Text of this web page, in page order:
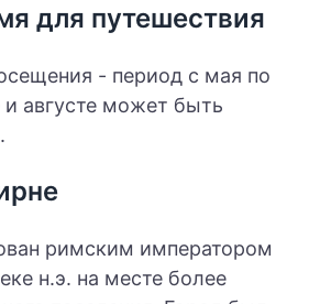
для путешествия
- период с мая по
августе может быть
римским императором
н.э. на месте более